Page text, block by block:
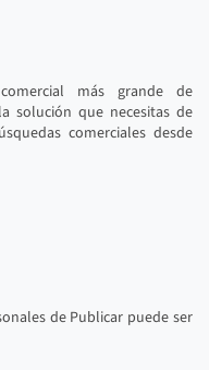
más grande de
solución que necesitas de
comerciales desde
de Publicar puede ser